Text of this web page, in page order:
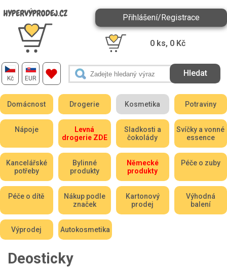
Kč EUR
Přihlášení/Registrace
0 ks, 0 Kč
Domácnost Drogerie Kosmetika Potraviny
Nápoje
Levná
drogerie ZDE
Sladkosti a
čokolády
Svíčky a vonné
essence
Kancelářské
potřeby
Bylinné
produkty
Německé
produkty
Péče o zuby
Péče o dítě
Nákup podle
značek
Kartonový
prodej
Výhodná
balení
Výprodej Autokosmetika
Deosticky